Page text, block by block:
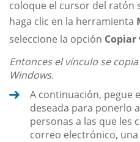
coloque el cursor del ratón
haga clic en la herramienta
seleccione la opción
Entonces el vínculo se
Windows.
A continuación, pegue
deseada para ponerlo
personas a las que les
correo electrónico, una